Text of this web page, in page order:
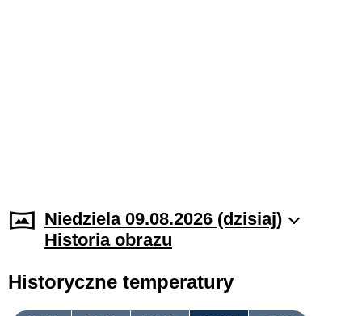
Niedziela 09.08.2026 (dzisiaj)
Historia obrazu
Historyczne temperatury